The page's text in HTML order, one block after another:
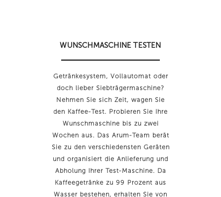
WUNSCHMASCHINE TESTEN
Getränkesystem, Vollautomat oder
doch lieber Siebträgermaschine?
Nehmen Sie sich Zeit, wagen Sie
den Kaffee-Test. Probieren Sie Ihre
Wunschmaschine bis zu zwei
Wochen aus. Das Arum-Team berät
Sie zu den verschiedensten Geräten
und organisiert die Anlieferung und
Abholung Ihrer Test-Maschine. Da
Kaffeegetränke zu 99 Prozent aus
Wasser bestehen, erhalten Sie von